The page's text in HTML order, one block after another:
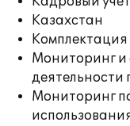
Казахстан
Мониторинг и
деятельности
Мониторинг